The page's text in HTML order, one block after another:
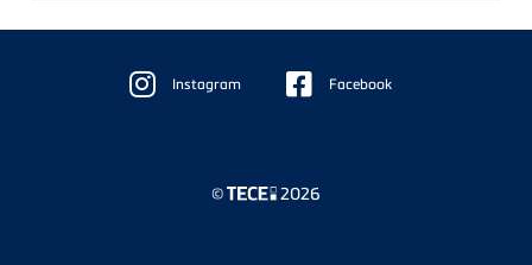
Instagram Facebook
© 2026